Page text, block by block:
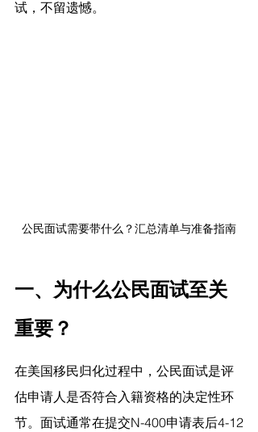
试，不留遗憾。
公民面试需要带什么？汇总清单与准备指南
一、为什么公民面试至关
重要？
在美国移民归化过程中，公民面试是评
估申请人是否符合入籍资格的决定性环
节。面试通常在提交N-400申请表后4-12